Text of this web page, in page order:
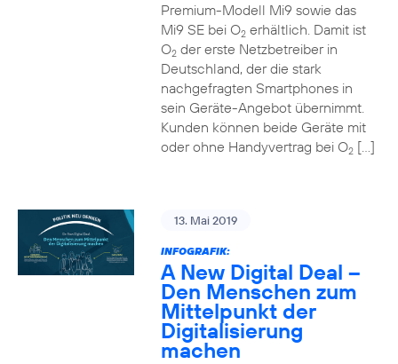
Premium-Modell Mi9 sowie das
Mi9 SE bei O2erhältlich. Damit ist
O2der erste Netzbetreiber in
Deutschland, der die stark
nachgefragten Smartphones in
sein Geräte-Angebot übernimmt.
Kunden können beide Geräte mit
oder ohne Handyvertrag bei O2[…]
13. Mai 2019
INFOGRAFIK:
A New Digital Deal –
Den Menschen zum
Mittelpunkt der
Digitalisierung
machen